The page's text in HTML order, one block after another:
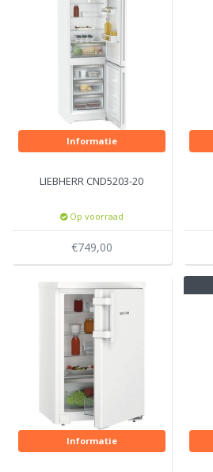
Informatie
LIEBHERR CND5203-20
Op voorraad
€749,00
Informatie